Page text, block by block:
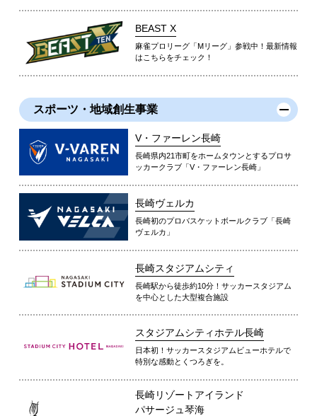
BEAST X
麻雀プロリーグ「Mリーグ」参戦中！最新情報
はこちらをチェック！
スポーツ・地域創生事業
V・ファーレン長崎
長崎県内21市町をホームタウンとするプロサ
ッカークラブ「V・ファーレン長崎」
長崎ヴェルカ
長崎初のプロバスケットボールクラブ「長崎
ヴェルカ」
長崎スタジアムシティ
長崎駅から徒歩約10分！サッカースタジアム
を中心とした大型複合施設
スタジアムシティホテル長崎
日本初！サッカースタジアムビューホテルで
特別な感動とくつろぎを。
長崎リゾートアイランド
パサージュ琴海